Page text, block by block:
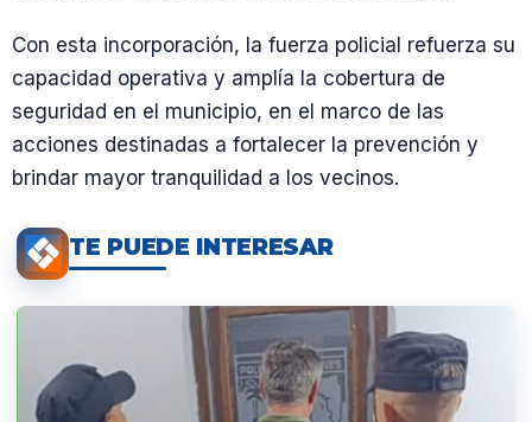
Con esta incorporación, la fuerza policial refuerza su
capacidad operativa y amplía la cobertura de
seguridad en el municipio, en el marco de las
acciones destinadas a fortalecer la prevención y
brindar mayor tranquilidad a los vecinos.
TE PUEDE INTERESAR